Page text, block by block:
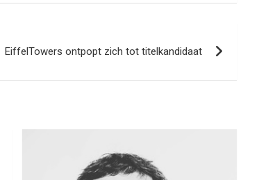
EiffelTowers ontpopt zich tot titelkandidaat